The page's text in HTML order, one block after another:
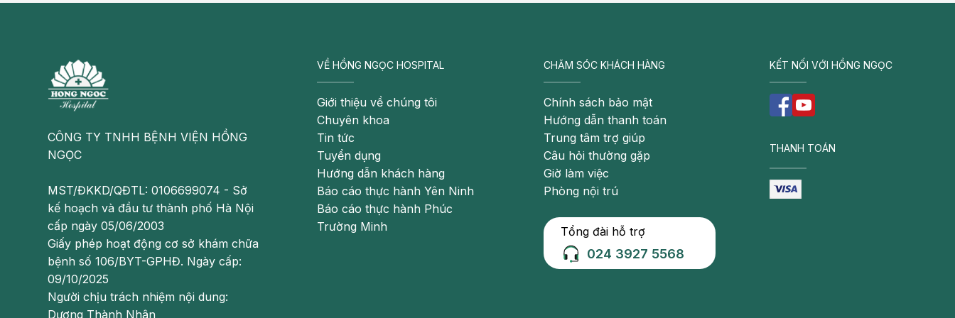
CÔNG TY TNHH BỆNH VIỆN HỒNG
NGỌC
MST/ĐKKD/QĐTL: 0106699074 - Sở
kế hoạch và đầu tư thành phố Hà Nội
cấp ngày 05/06/2003
Giấy phép hoạt động cơ sở khám chữa
bệnh số 106/BYT-GPHĐ. Ngày cấp:
09/10/2025
Người chịu trách nhiệm nội dung:
Dương Thành Nhân
VỀ HỒNG NGỌC HOSPITAL
Giới thiệu về chúng tôi
Chuyên khoa
Tin tức
Tuyển dụng
Hướng dẫn khách hàng
Báo cáo thực hành Yên Ninh
Báo cáo thực hành Phúc
Trường Minh
CHĂM SÓC KHÁCH HÀNG
Chính sách bảo mật
Hướng dẫn thanh toán
Trung tâm trợ giúp
Câu hỏi thường gặp
Giờ làm việc
Phòng nội trú
Tổng đài hỗ trợ
024 3927 5568
KẾT NỐI VỚI HỒNG NGỌC
THANH TOÁN